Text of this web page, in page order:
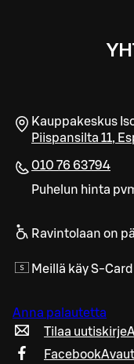
Kauppakeskus
Piispansilta 11,
010 76 63794
Puhelun hinta
Ravintolaan on
Meillä käy S-Card
Anna palautetta
Tilaa uutiskirje
Facebook